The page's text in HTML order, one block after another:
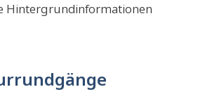
Hintergrundinformationen